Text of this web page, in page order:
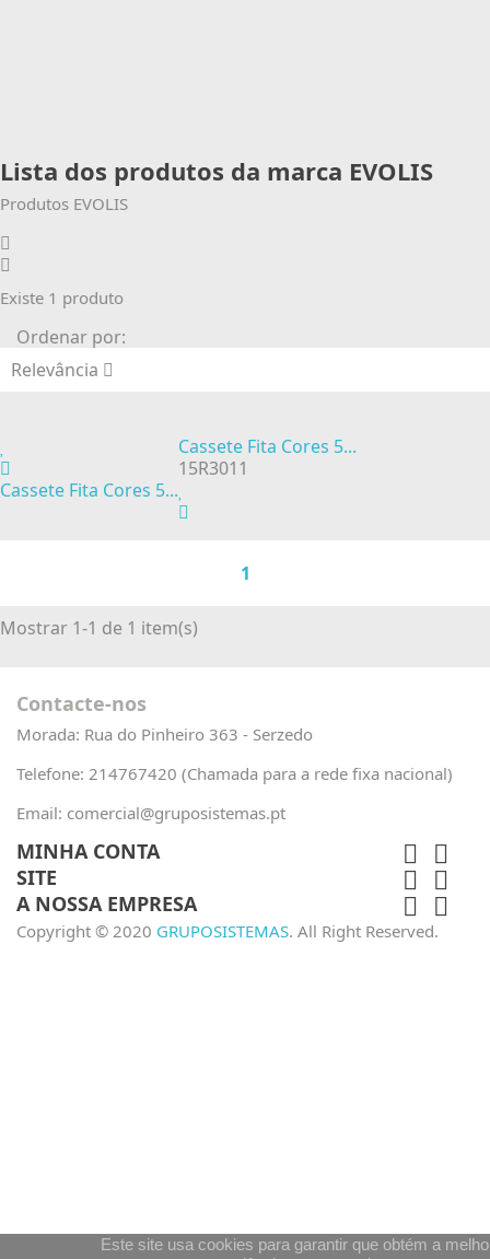
Lista dos produtos da marca EVOLIS
Produtos EVOLIS
Existe 1 produto
Ordenar por:
Relevância
Cassete Fita Cores 5...
Cassete Fita Cores 5...
15R3011
1
Mostrar 1-1 de 1 item(s)
Contacte-nos
Morada: Rua do Pinheiro 363 - Serzedo
Telefone: 214767420 (Chamada para a rede fixa nacional)
Email: comercial@gruposistemas.pt
MINHA CONTA  
SITE  
A NOSSA EMPRESA  
Este site usa cookies para garantir que obtém a
Copyright © 2020 GRUPOSISTEMAS. All Right Reserved.